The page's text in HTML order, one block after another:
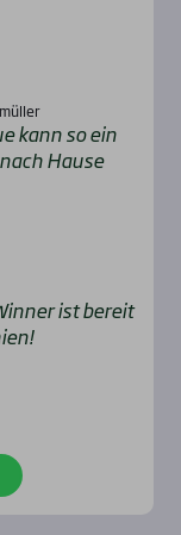
kann so ein
Hau­se
ist bereit